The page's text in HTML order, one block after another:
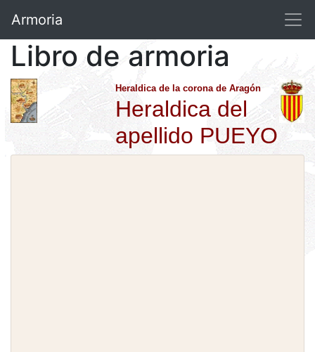
Armoria
Libro de armoria
Heraldica de la corona de Aragón
Heraldica del
apellido PUEYO